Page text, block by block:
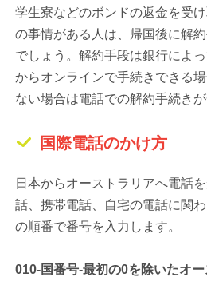
学生寮などのボンドの返金を受
の事情がある人は、帰国後に解
でしょう。解約手段は銀行によ
からオンラインで手続きできる
ない場合は電話での解約手続きが
国際電話のかけ方
日本からオーストラリアへ電話
話、携帯電話、自宅の電話に関
の順番で番号を入力します。
010-国番号-最初の0を除いたオ